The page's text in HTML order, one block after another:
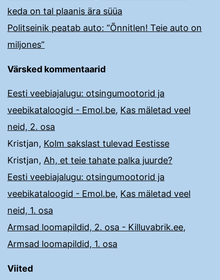
keda on tal plaanis ära süüa
Politseinik peatab auto: “Õnnitlen! Teie auto on
miljones”
Värsked kommentaarid
Eesti veebiajalugu: otsingumootorid ja
veebikataloogid - Emol.be, Kas mäletad veel
neid, 2. osa
Kristjan, Kolm sakslast tulevad Eestisse
Kristjan, Ah, et teie tahate palka juurde?
Eesti veebiajalugu: otsingumootorid ja
veebikataloogid - Emol.be, Kas mäletad veel
neid, 1. osa
Armsad loomapildid, 2. osa - Killuvabrik.ee,
Armsad loomapildid, 1. osa
Viited